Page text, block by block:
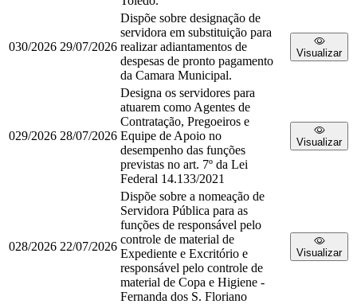
030/2026 29/07/2026
Dispõe sobre designação de
servidora em substituição para
realizar adiantamentos de
despesas de pronto pagamento
da Camara Municipal.
Visualizar
029/2026 28/07/2026
Designa os servidores para
atuarem como Agentes de
Contratação, Pregoeiros e
Equipe de Apoio no
desempenho das funções
previstas no art. 7º da Lei
Federal 14.133/2021
Visualizar
028/2026 22/07/2026
Dispõe sobre a nomeação de
Servidora Pública para as
funções de responsável pelo
controle de material de
Expediente e Excritório e
responsável pelo controle de
material de Copa e Higiene -
Fernanda dos S. Floriano
Visualizar